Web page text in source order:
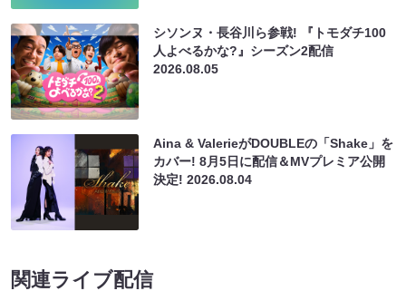
シソンヌ・長谷川ら参戦! 『トモダチ100
人よべるかな?』シーズン2配信
2026.08.05
Aina & ValerieがDOUBLEの「Shake」を
カバー! 8月5日に配信＆MVプレミア公開
決定!2026.08.04
関連ライブ配信